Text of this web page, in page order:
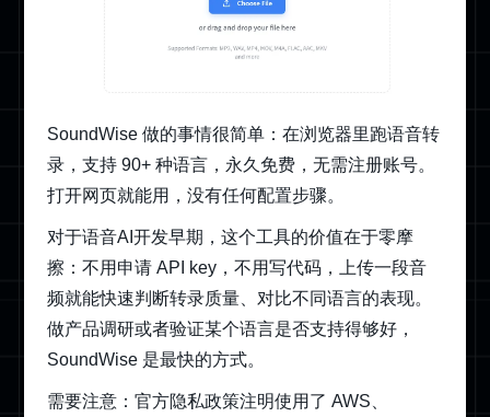
SoundWise 做的事情很简单：在浏览器里跑语音转
录，支持 90+ 种语言，永久免费，无需注册账号。
打开网页就能用，没有任何配置步骤。
对于语音AI开发早期，这个工具的价值在于零摩
擦：不用申请 API key，不用写代码，上传一段音
频就能快速判断转录质量、对比不同语言的表现。
做产品调研或者验证某个语言是否支持得够好，
SoundWise 是最快的方式。
需要注意：官方隐私政策注明使用了 AWS、